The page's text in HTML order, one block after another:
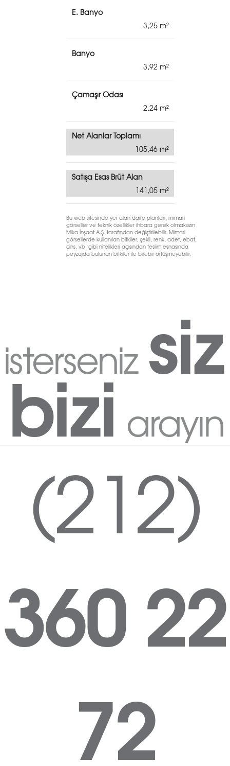
E. Banyo
3,25
Banyo
3,92
Çamaşır Odası
2,24
Net Alanlar Toplamı
105,46
Satışa Esas Brüt Alan
141,05
Bu web sitesinde yer alan daire planları, mimari
görseller ve teknik özellikler ihbara gerek olmaksızın
Mika İnşaat A.Ş. tarafından değiştirilebilir. Mimari
görsellerde kullanılan bitkiler; şekil, renk, adet, ebat,
cins, vb. gibi nitelikleri açısından teslim esnasında
peyzajda bulunan bitkiler ile birebir örtüşmeyebilir.
istersenizsiz
bizi arayın
(212)
360 22
72